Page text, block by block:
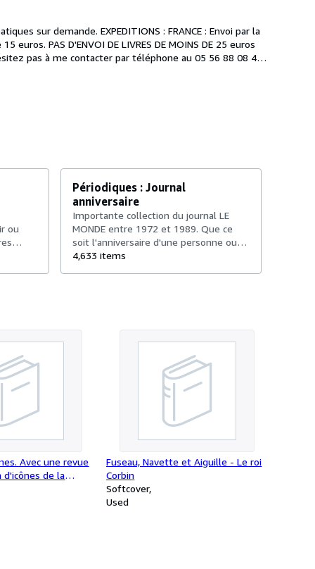
: FRANCE : Envoi par la
pas à me contacter par téléphone au 05 56 88 08 45
ou
Périodiques : Journal
anniversaire
Importante collection du journal LE
MONDE entre 1972 et 1989. Que ce
soit l'anniversaire d'une personne ou
d'un événement, les occasions ne
4,633 items
Avec une revue
d'icônes de la
Houston, les
secrets des
Fuseau, Navette et Aiguille - Le roi
Corbin
Softcover
Used